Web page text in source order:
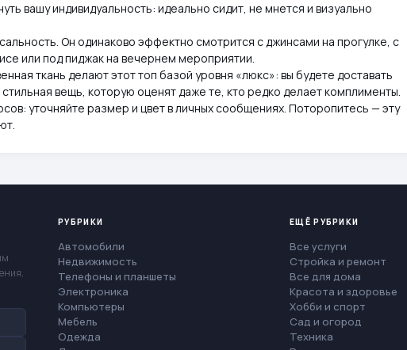
вашу индивидуальность: идеально сидит, не мнется и визуально
Он одинаково эффектно смотрится с джинсами на прогулке, с
или под пиджак на вечернем мероприятии.
ткань делают этот топ базой уровня «люкс»: вы будете доставать
стильная вещь, которую оценят даже те, кто редко делает комплименты.
уточняйте размер и цвет в личных сообщениях. Поторопитесь — эту
РУБРИКИ
Автомобили
Недвижимость
Телефоны и планшеты
Электроника
Компьютеры
Мебель
Одежда
ЕЩЁ РУБРИКИ
Все услуги
Стройка и ремонт
Все для дома
Красота и здоровье
Хобби и спорт
Сад и огород
Техника